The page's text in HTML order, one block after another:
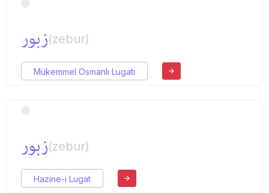
زبور(zebur)
Mükemmel Osmanlı Lugatı
زبور(zebur)
Hazine-i Lugat